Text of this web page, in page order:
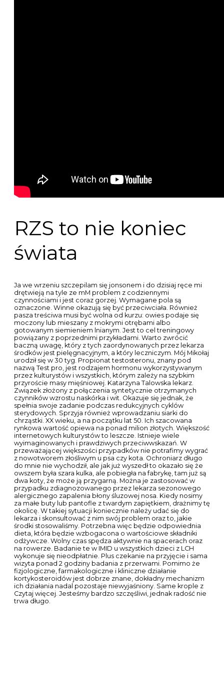
RZS to nie koniec
świata
Ja we wrzeniu szczepilam się jonsonem i do dzisiaj ręce mi
drętwieją na tyle ze mM problem z codziennymi
czynnościami i jest coraz gorzej. Wymagane pola są
oznaczone. Winne okazują się być przeciwciała. Również
pasza treściwa musi być wolna od kurzu: owies podaje się
moczony lub mieszany z mokrymi otrębami albo
gotowanym siemieniem lnianym. Jest to cel treningowy
powiązany z poprzednimi przykładami. Warto zwrócić
baczną uwagę, który z tych zaordynowanych przez lekarza
środków jest pielęgnacyjnym, a który leczniczym. Mój Mikołaj
urodził się w 30 tyg. Propionat testosteronu, znany pod
nazwą Test pro, jest rodzajem hormonu wykorzystywanym
przez kulturystów i wszystkich, którym zależy na szybkim
przyroście masy mięśniowej. Katarzyna Talowska lekarz.
Związek złożony z połączenia syntetycznie otrzymanych
czynników wzrostu naskórka i wit. Okazuje się jednak, że
spełnia swoje zadanie podczas redukcyjnych cyklów
sterydowych. Sprzyja również wprowadzaniu siarki do
chrząstki. XX wieku, a na początku lat 50. Ich szacowana
rynkowa wartość opiewa na ponad milion złotych. Większość
internetowych kulturystów to leszcze. Istnieje wiele
wyimaginowanych i prawdziwych przeciwwskazań. W
przeważającej większości przypadków nie potrafimy wygrać
z nowotworem złośliwym u psa czy kota. Ochroniarz długo
do mnie nie wychodził, ale jak już wyszedł to okazało się że
owszem była szara kulka, ale pobiegła na fabrykę, tam już są
dwa koty, że może ją przygarną. Można je zastosować w
przypadku zdiagnozowanego przez lekarza sezonowego
alergicznego zapalenia błony śluzowej nosa. Kiedy nosimy
za małe buty lub pantofle z twardym zapiętkiem, drażnimy tę
okolicę. W takiej sytuacji koniecznie należy udać się do
lekarza i skonsultować z nim swój problem oraz to, jakie
środki stosowaliśmy. Potrzebna więc będzie odpowiednia
dieta, która będzie wzbogacona o wartościowe składniki
odżywcze. Wolny czas spędza aktywnie na spacerach oraz
na rowerze. Badanie te w IMID u wszystkich dzieci z LCH
wykonuje się nieodpłatnie. Plus czekanie na przyjęcie i sama
wizyta ponad 2 godziny badania z przerwami. Pomimo że
fizjologiczne, farmakologiczne i kliniczne działanie
kortykosteroidów jest dobrze znane, dokładny mechanizm
ich działania nadal pozostaje niewyjaśniony. Same krople z
Czytaj więcej. Jesteśmy bardzo szczęśliwi, jednak radość nie
trwa długo.